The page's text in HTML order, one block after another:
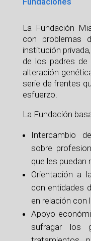
La Fundación
con problemas
institución
de los padres de
alteración
serie de frentes
esfuerzo.
La Fundación
Intercambio
sobre
que les puedan
Orientación a
con entidades
en relación con
Apoyo
sufragar los